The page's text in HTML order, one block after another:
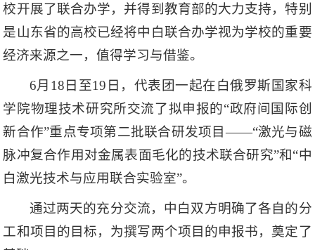
校开展了联合办学，并得到教育部的大力支持，特别
是山东省的高校已经将中白联合办学视为学校的重要
经济来源之一，值得学习与借鉴。
6月18日至19日，代表团一起在白俄罗斯国家科
学院物理技术研究所交流了拟申报的“政府间国际创
新合作”重点专项第二批联合研发项目——“激光与磁
脉冲复合作用对金属表面毛化的技术联合研究”和“中
白激光技术与应用联合实验室”。
通过两天的充分交流，中白双方明确了各自的分
工和项目的目标，为撰写两个项目的申报书，奠定了